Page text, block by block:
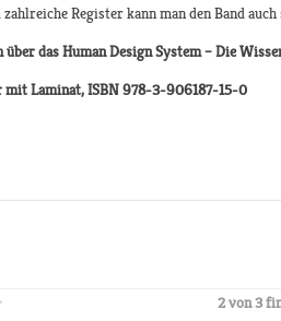
Register kann man den Band
das Human Design System – Die
Laminat, ISBN 978-3-906187-15-0
2 von 3